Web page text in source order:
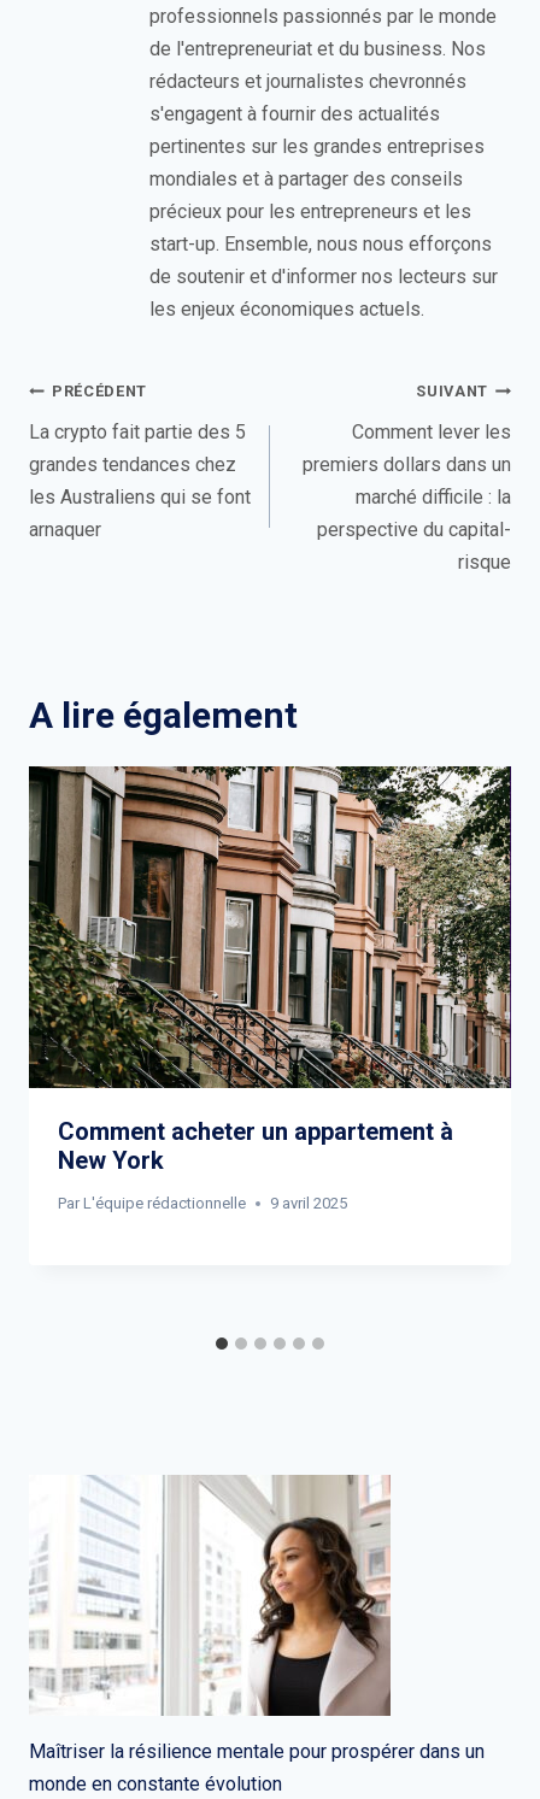
e
l
f
n
ê
t
professionnels passionnés par le monde
de l'entrepreneuriat et du business. Nos
rédacteurs et journalistes chevronnés
s'engagent à fournir des actualités
pertinentes sur les grandes entreprises
mondiales et à partager des conseils
précieux pour les entrepreneurs et les
start-up. Ensemble, nous nous efforçons
de soutenir et d'informer nos lecteurs sur
les enjeux économiques actuels.
Navigation
de
l’article
PRÉCÉDENT
La crypto fait partie des 5
grandes tendances chez
les Australiens qui se font
arnaquer
SUIVANT
Comment lever les
premiers dollars dans un
marché difficile : la
perspective du capital-
risque
A lire également
Comment acheter un appartement à
New York
Par L'équipe rédactionnelle 9 avril 2025
Maîtriser la résilience mentale pour prospérer dans un
monde en constante évolution